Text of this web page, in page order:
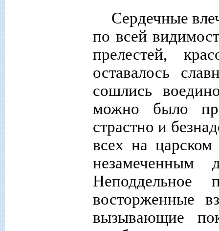
Сердечные
по всей
прелестей,
оставалось
сошлись
можно было
страстно и
всех на царском
незамеченным
Неподдельное
восторженные
вызывающие